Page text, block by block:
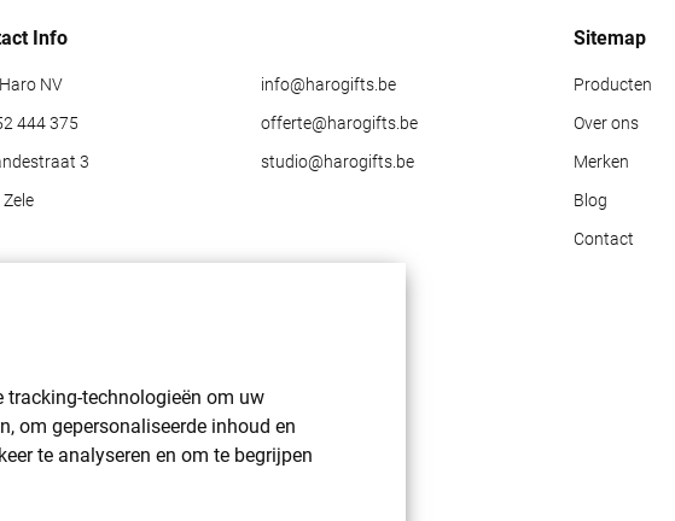
tracking-technologieën om uw
om gepersonaliseerde inhoud en
te analyseren en om te begrijpen
Info
NV
444 375
3
info@harogifts.be
offerte@harogifts.be
studio@harogifts.be
Sitemap
Producten
Over ons
Merken
Blog
Contact